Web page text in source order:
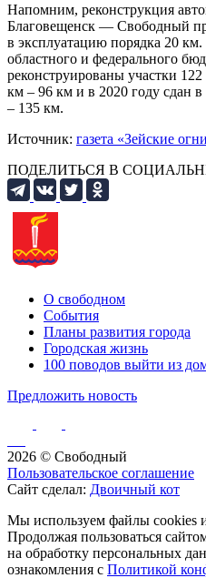
Напомним, реконструкция
Благовещенск — Свободный
в эксплуатацию порядка 20
областного и федерального
реконструированы участки
км – 96 км и в 2020 году сдан
– 135 км.
Источник: газета «Зейские
ПОДЕЛИТЬСЯ В
О свободном
События
Планы развития города
Городская жизнь
100 поводов выйти из
Предложить новость
2026 © Свободный
Пользовательское соглашение
Сайт сделал: Двоичный кот
Мы используем файлы cookies
Продолжая пользоваться
на обработку персональных
ознакомления с Политикой